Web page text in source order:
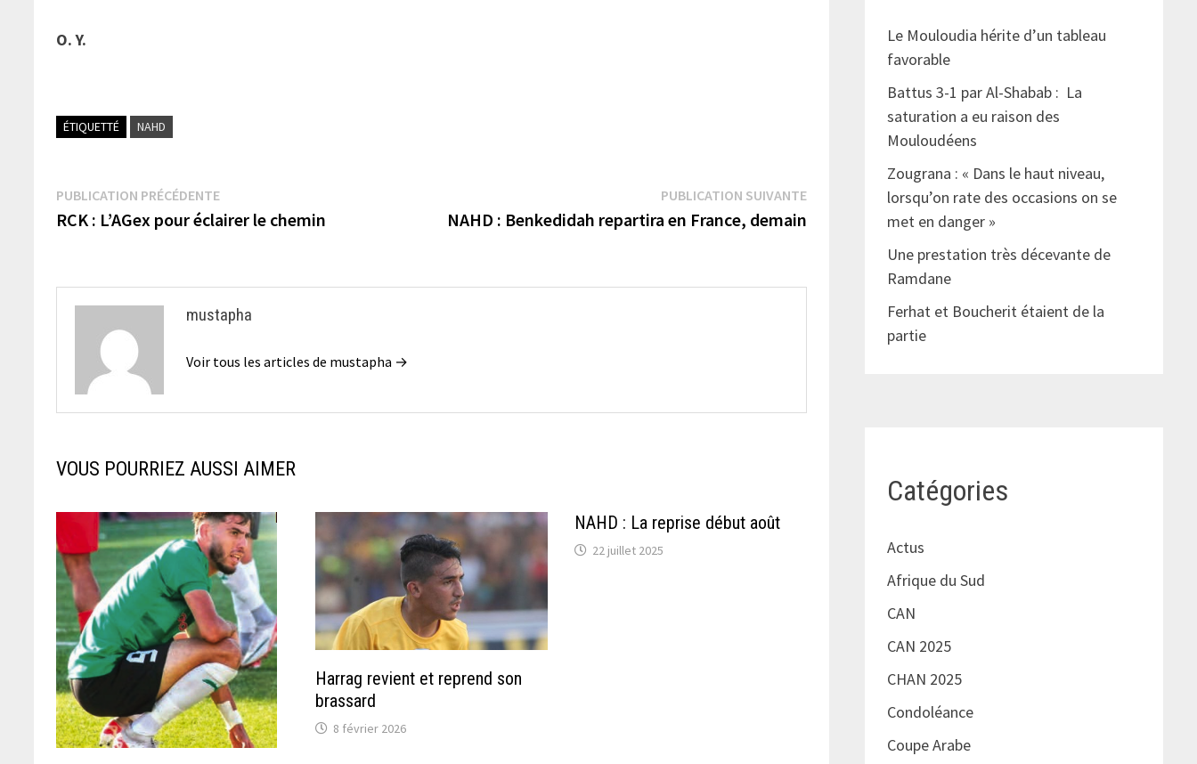
O. Y.
ÉTIQUETTÉ NAHD
Navigation
de
PUBLICATION PRÉCÉDENTEPublication
précédente :
RCK : L’AGex pour éclairer le chemin
PUBLICATION SUIVANTEPublication
suivante :
NAHD : Benkedidah repartira en France, demain
mustapha
Voir tous les articles de mustapha →
VOUS POURRIEZ AUSSI AIMER
Harrag revient et reprend son
brassard
8 février 2026
NAHD : La reprise début août
22 juillet 2025
Le Mouloudia hérite d’un tableau
favorable
Battus 3-1 par Al-Shabab : La
saturation a eu raison des
Mouloudéens
Zougrana : « Dans le haut niveau,
lorsqu’on rate des occasions on se
met en danger »
Une prestation très décevante de
Ramdane
Ferhat et Boucherit étaient de la
partie
Catégories
Actus
Afrique du Sud
CAN
CAN 2025
CHAN 2025
Condoléance
Coupe Arabe